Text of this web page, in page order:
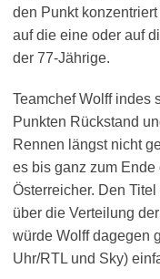
den Punkt
auf die eine oder auf
der 77-Jährige.
Teamchef Wolff indes
Punkten Rückstand
Rennen längst nicht
es bis ganz zum
Österreicher. Den
über die Verteilung
würde Wolff dagegen
Uhr/RTL und Sky)